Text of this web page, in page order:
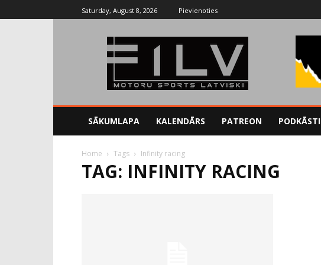
Saturday, August 8, 2026 Pievienoties
SĀKUMLAPA KALENDĀRS PATREON PODKĀSTI
Home Tags Infinity racing
TAG: INFINITY RACING